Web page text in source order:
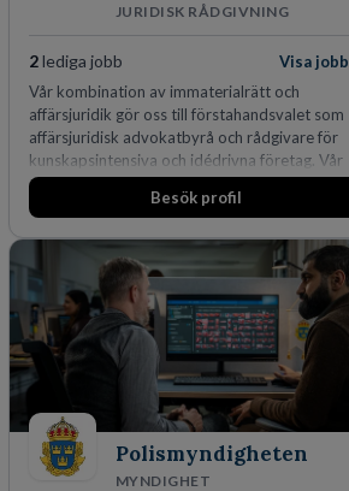
JURIDISK RÅDGIVNING
2lediga jobb
Visa jobb
Vår kombination av immaterialrätt och
affärsjuridik gör oss till förstahandsvalet som
affärsjuridisk advokatbyrå och rådgivare för
kunskapsintensiva och idédrivna företag. Vår
expertis inom IP-tillgångar har gett oss en
marknadsledande position. Våra klienter väljer
skydda, utveckla och kommersialisera
företagets viktigaste tillgångar.
Besök profil
Polismyndigheten
MYNDIGHET